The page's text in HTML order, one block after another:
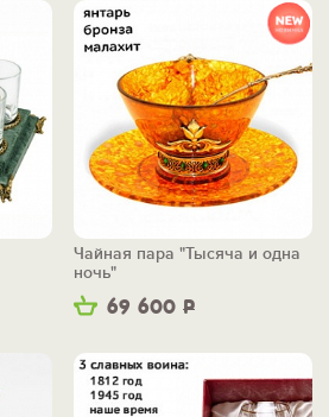
69 600 Р
Чайная пара "Тысяча и одна
ночь"